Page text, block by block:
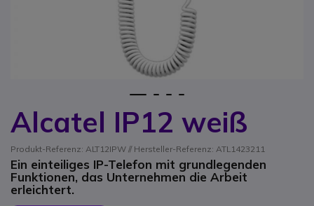
Alcatel IP12 weiß
Produkt-Referenz: ALT12IPW // Hersteller-Referenz: ATL1423211
Ein einteiliges IP-Telefon mit grundlegenden
Funktionen, das Unternehmen die Arbeit
erleichtert.
Zum Anfang der Bildgalerie springen